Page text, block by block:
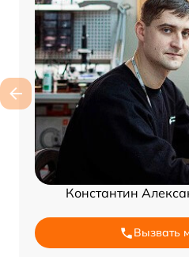
Константин
Вызвать